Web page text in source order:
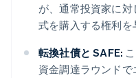
が、通常投資家に
式を購入する権利を
転換社債と SAFE:
資金調達ラウンド